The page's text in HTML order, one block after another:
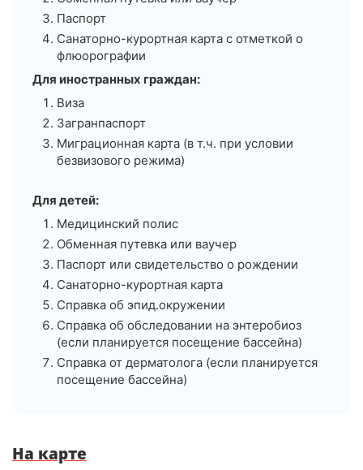
Паспорт
Санаторно-курортная карта с отметкой о
флюорографии
Для иностранных граждан:
Виза
Загранпаспорт
Миграционная карта (в т.ч. при условии
безвизового режима)
Для детей:
Медицинский полис
Обменная путевка или ваучер
Паспорт или свидетельство о рождении
Санаторно-курортная карта
Справка об эпид.окружении
Справка об обследовании на энтеробиоз
(если планируется посещение бассейна)
Справка от дерматолога (если планируется
посещение бассейна)
На карте